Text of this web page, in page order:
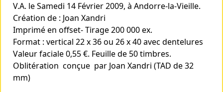
V.A. le Samedi 14 Février 2009, à Andorre-la-Vieille.
Création de : Joan Xandri
Imprimé en offset- Tirage 200 000 ex.
Format : vertical 22 x 36 ou 26 x 40 avec dentelures
Valeur faciale 0,55 €. Feuille de 50 timbres.
Oblitération conçue par Joan Xandri (TAD de 32
mm)